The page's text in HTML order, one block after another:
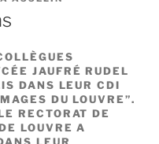
JAUFRÉ RUDEL
DANS LEUR CDI
DU LOUVRE”.
RECTORAT DE
LOUVRE A